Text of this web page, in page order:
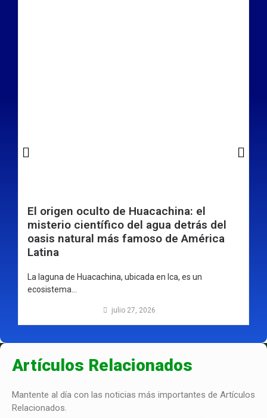
El origen oculto de Huacachina: el
misterio científico del agua detrás del
oasis natural más famoso de América
Latina
La laguna de Huacachina, ubicada en Ica, es un
ecosistema...
julio 27, 2026
Artículos Relacionados
Mantente al día con las noticias más importantes de Artículos
Relacionados.